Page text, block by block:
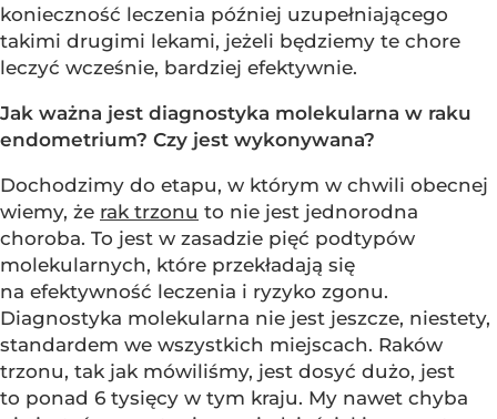
konieczność leczenia później uzupełniającego
takimi drugimi lekami, jeżeli będziemy te chore
leczyć wcześnie, bardziej efektywnie.
Jak ważna jest diagnostyka molekularna w raku
endometrium? Czy jest wykonywana?
Dochodzimy do etapu, w którym w chwili obecnej
wiemy, że rak trzonu to nie jest jednorodna
choroba. To jest w zasadzie pięć podtypów
molekularnych, które przekładają się
na efektywność leczenia i ryzyko zgonu.
Diagnostyka molekularna nie jest jeszcze, niestety,
standardem we wszystkich miejscach. Raków
trzonu, tak jak mówiliśmy, jest dosyć dużo, jest
to ponad 6 tysięcy w tym kraju. My nawet chyba